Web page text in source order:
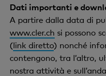
Dati importanti e
A partire dalla data di
www.cler.ch si possono
(link diretto) nonché
contengono, tra l’altro,
nostra attività e